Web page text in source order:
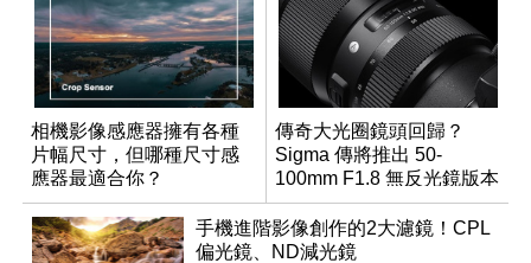
相機影像感應器擁有各種
片幅尺寸，但哪種尺寸感
應器最適合你？
傳奇大光圈鏡頭回歸？
Sigma 傳將推出 50-
100mm F1.8 無反光鏡版本
手機進階影像創作的2大濾鏡！CPL
偏光鏡、ND減光鏡